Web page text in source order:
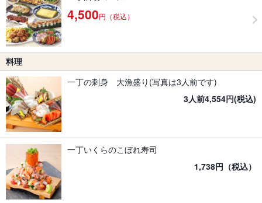
4,500円（税込）
料理
一丁の刺身 大漁盛り(写真は3人前です)
3人前4,554円(税込)
一丁いくらのこぼれ寿司
1,738円（税込）